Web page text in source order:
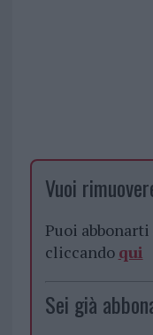
Vuoi
Puoi abbonarti
cliccando qui
Sei già